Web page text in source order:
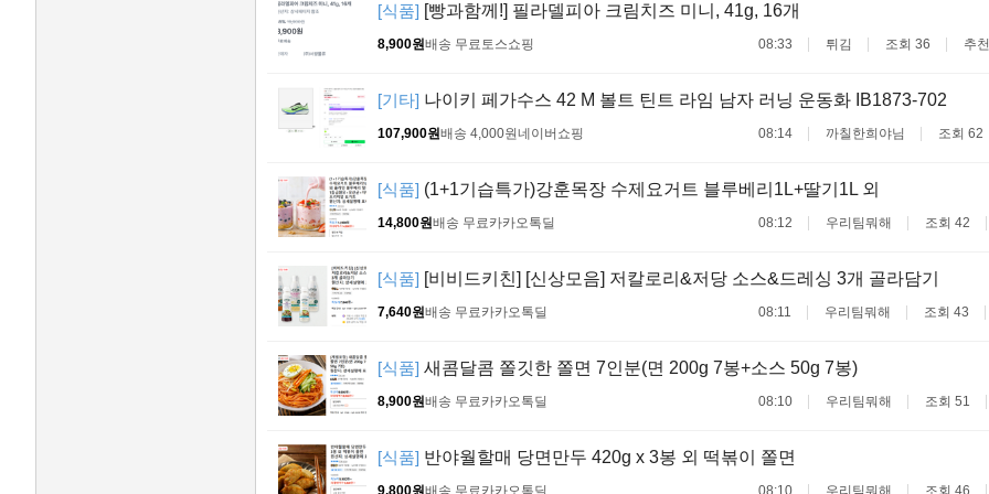
[식품] [빵과함께!] 필라델피아 크림치즈 미니, 41g, 16개
8,900원배송 무료토스쇼핑 08:33 튀김 조회 36 추
[기타] 나이키 페가수스 42 M 볼트 틴트 라임 남자 러닝 운동화 IB1873-702
107,900원배송 4,000원네이버쇼핑 08:14 까칠한희야님 조회 62
[식품] (1+1기습특가)강훈목장 수제요거트 블루베리1L+딸기1L 외
14,800원배송 무료카카오톡딜 08:12 우리팀뭐해 조회 42
[식품] [비비드키친] [신상모음] 저칼로리&저당 소스&드레싱 3개 골라담기
7,640원배송 무료카카오톡딜 08:11 우리팀뭐해 조회 43
[식품] 새콤달콤 쫄깃한 쫄면 7인분(면 200g 7봉+소스 50g 7봉)
8,900원배송 무료카카오톡딜 08:10 우리팀뭐해 조회 51
[식품] 반야월할매 당면만두 420g x 3봉 외 떡볶이 쫄면
9,800원배송 무료 카카오톡딜 08:10 우리팀뭐해 조회 46